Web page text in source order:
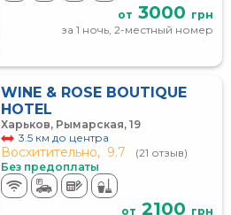
от 3000 грн
за 1 ночь, 2-местный номер
WINE & ROSE BOUTIQUE
HOTEL
Харьков, Рымарская, 19
3.5 км до центра
Восхитительно, 9.7
(21 отзыв)
Без предоплаты
от 2100 грн